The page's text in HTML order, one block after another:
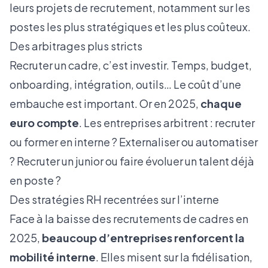
leurs projets de recrutement, notamment sur les
postes les plus stratégiques et les plus coûteux.
Des arbitrages plus stricts
Recruter un cadre, c’est investir. Temps, budget,
onboarding, intégration, outils… Le coût d’une
embauche est important. Or en 2025, chaque
euro compte. Les entreprises arbitrent : recruter
ou former en interne ? Externaliser ou automatiser
? Recruter un junior ou faire évoluer un talent déjà
en poste ?
Des stratégies RH recentrées sur l’interne
Face à la baisse des recrutements de cadres en
2025, beaucoup d’entreprises renforcent la
mobilité interne. Elles misent sur la fidélisation,